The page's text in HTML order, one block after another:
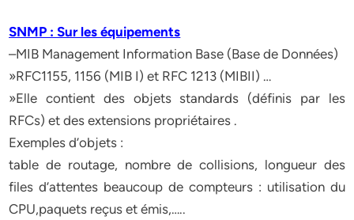
SNMP : Sur les équipements
–MIB Management Information Base (Base de Données)
»RFC1155, 1156 (MIB I) et RFC 1213 (MIBII) …
»Elle contient des objets standards (définis par les
RFCs) et des extensions propriétaires .
Exemples d’objets :
table de routage, nombre de collisions, longueur des
files d’attentes beaucoup de compteurs : utilisation du
CPU,paquets reçus et émis,…..